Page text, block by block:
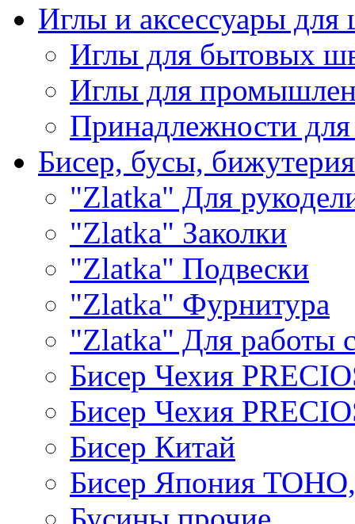
Иглы и аксессуары
Иглы для бытовых
Иглы для
Принадлежности
Бисер, бусы, бижутерия
"Zlatka" Для
"Zlatka" Заколки
"Zlatka" Подвески
"Zlatka" Фурнитура
"Zlatka" Для работы
Бисер Чехия
Бисер Чехия
Бисер Китай
Бисер Япония